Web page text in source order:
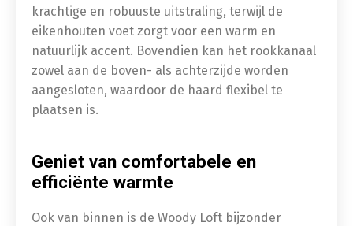
krachtige en robuuste uitstraling, terwijl de
eikenhouten voet zorgt voor een warm en
natuurlijk accent. Bovendien kan het rookkanaal
zowel aan de boven- als achterzijde worden
aangesloten, waardoor de haard flexibel te
plaatsen is.
Geniet van comfortabele en
efficiënte warmte
Ook van binnen is de Woody Loft bijzonder